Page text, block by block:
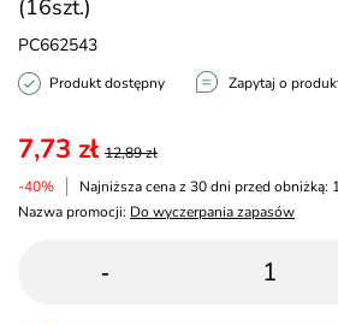
(16szt.)
PC662543
Produkt dostępny Zapytaj o
7,73 zł 12,89 zł
-40%
Najniższa cena z 30 dni przed obniżką:
Nazwa promocji: Do wyczerpania zapasów
-